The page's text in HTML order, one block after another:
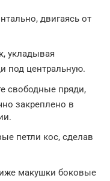
двигаясь от
укладывая
под центральную.
свободные пряди,
закреплено в
петли кос, сделав
макушки боковые